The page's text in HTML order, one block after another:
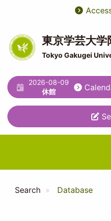
content
User
menu
ユ
ー
テ
ィ
リ
テ
ィ
メ
ュ
ー
東京学芸大学
Tokyo Gakugei
2026-08-09
休館
Search Database